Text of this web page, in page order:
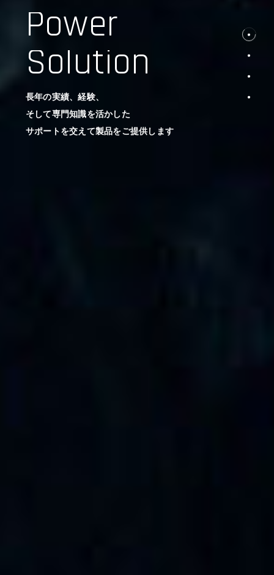
Power
Solution
長年の実績、経験、
そして専門知識を活かした
サポートを交えて製品をご提供します